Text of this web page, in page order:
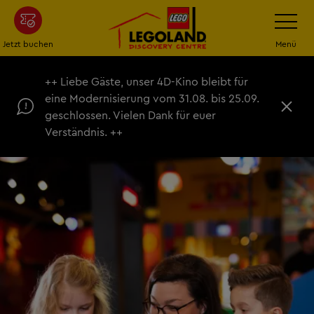
Zum
Hauptinhalt
springen
Jetzt buchen Menü
++ Liebe Gäste, unser 4D-Kino bleibt für
eine Modernisierung vom 31.08. bis 25.09.
geschlossen. Vielen Dank für euer
Verständnis. ++
S
i
ß
e
n